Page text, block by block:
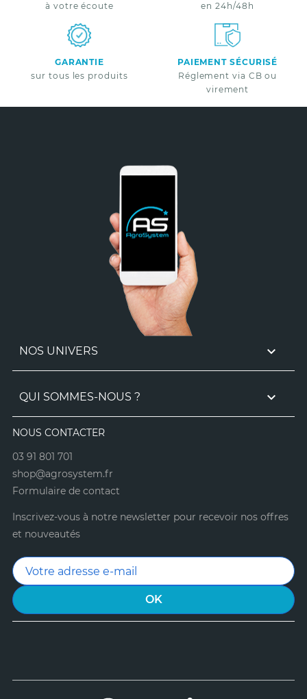
à votre écoute
en 24h/48h
GARANTIE
sur tous les produits
PAIEMENT SÉCURISÉ
Réglement via CB ou
virement
NOS UNIVERS 
QUI SOMMES-NOUS ? 
NOUS CONTACTER
03 91 801 701
shop@agrosystem.fr
Formulaire de contact
Inscrivez-vous à notre newsletter pour recevoir nos offres
et nouveautés